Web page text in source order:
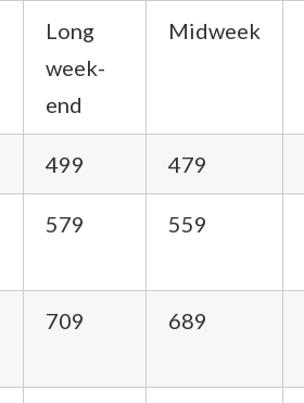
Long
week-
end
Midweek
499 479
579 559
709 689